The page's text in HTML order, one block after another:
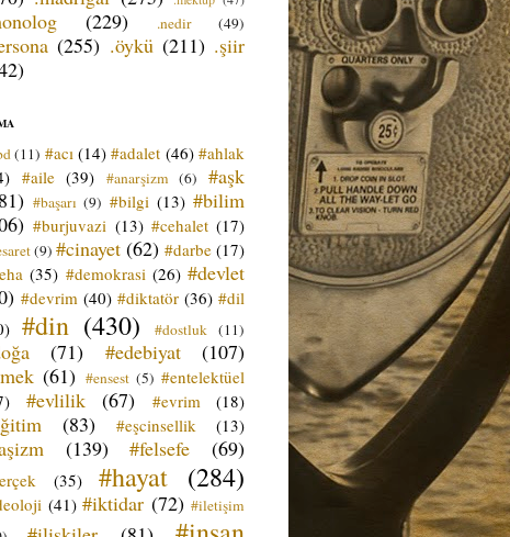
(229) .nedir (49)
(255) .öykü (211) .şiir
(11) #acı (14) #adalet (46) #ahlak
#aile (39) #anarşizm (6)
#aşk
#başarı (9) #bilgi (13) #bilim
#burjuvazi (13) #cehalet (17)
(9) #cinayet (62) #darbe (17)
(35) #demokrasi (26) #devlet
#devrim (40) #diktatör (36) #dil
#din (430) #dostluk (11)
(71) #edebiyat
(107)
(61) #ensest (5) #entelektüel
#evlilik (67) #evrim (18)
(83) #eşcinsellik (13)
(139) #felsefe (69)
(35) #hayat (284)
(41) #iktidar (72) #iletişim